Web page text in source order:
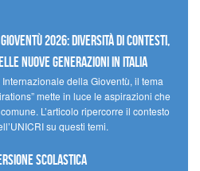
2026: DIVERSITÀ DI CONTESTI,
NUOVE GENERAZIONI IN ITALIA
della Gioventù, il tema
mette in luce le aspirazioni che
L’articolo ripercorre il contesto
su questi temi.
scolastica